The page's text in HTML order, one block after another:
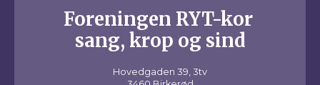
Foreningen RYT-kor
sang, krop og sind
Hovedgaden 39, 3tv